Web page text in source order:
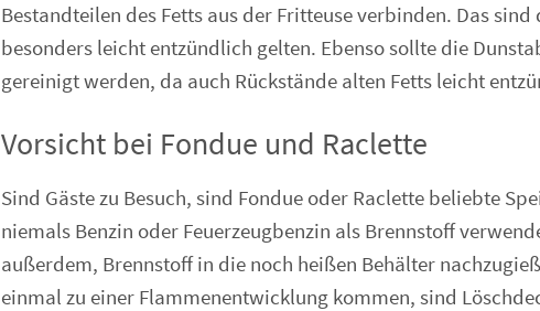
Bestandteilen des Fetts aus der Fritteuse verbinden. Das
besonders leicht entzündlich gelten. Ebenso sollte die
gereinigt werden, da auch Rückstände alten Fetts leicht
Vorsicht bei Fondue und Raclette
Sind Gäste zu Besuch, sind Fondue oder Raclette beliebte
niemals Benzin oder Feuerzeugbenzin als Brennstoff
außerdem, Brennstoff in die noch heißen Behälter
einmal zu einer Flammenentwicklung kommen, sind